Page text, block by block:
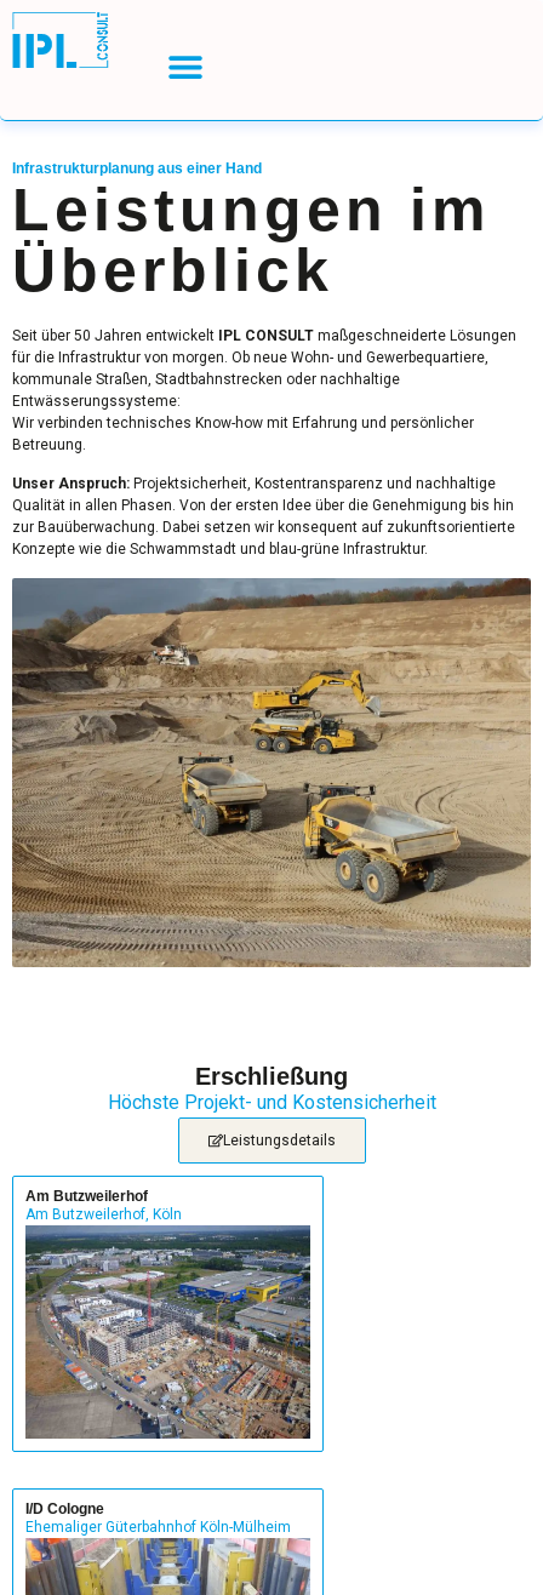
Infrastrukturplanung aus einer Hand
Leistungen im
Überblick
Seit über 50 Jahren entwickelt IPL CONSULT maßgeschneiderte Lösungen
für die Infrastruktur von morgen. Ob neue Wohn- und Gewerbequartiere,
kommunale Straßen, Stadtbahnstrecken oder nachhaltige
Entwässerungssysteme:
Wir verbinden technisches Know-how mit Erfahrung und persönlicher
Betreuung.
Unser Anspruch: Projektsicherheit, Kostentransparenz und nachhaltige
Qualität in allen Phasen. Von der ersten Idee über die Genehmigung bis hin
zur Bauüberwachung. Dabei setzen wir konsequent auf zukunftsorientierte
Konzepte wie die Schwammstadt und blau-grüne Infrastruktur.
Erschließung
Höchste Projekt- und Kostensicherheit
Leistungsdetails
Am Butzweilerhof
Am Butzweilerhof, Köln
I/D Cologne
Ehemaliger Güterbahnhof Köln-Mülheim